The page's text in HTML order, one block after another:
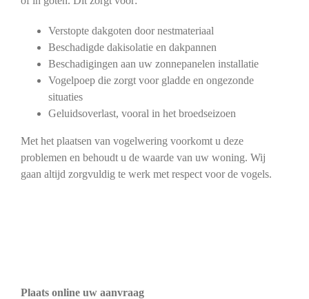
Verstopte dakgoten door nestmateriaal
Beschadigde dakisolatie en dakpannen
Beschadigingen aan uw zonnepanelen installatie
Vogelpoep die zorgt voor gladde en ongezonde
situaties
Geluidsoverlast, vooral in het broedseizoen
Met het plaatsen van vogelwering voorkomt u deze
problemen en behoudt u de waarde van uw woning. Wij
gaan altijd zorgvuldig te werk met respect voor de vogels.
Plaats online uw aanvraag